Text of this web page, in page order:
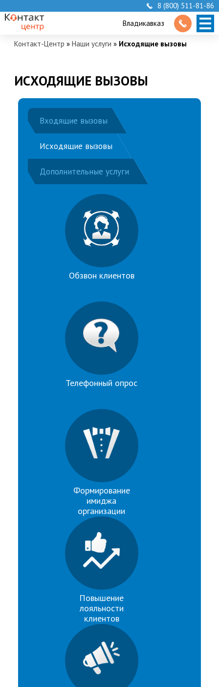
8 (800) 511-81-86
Владикавказ
Контакт-Центр » Наши услуги » Исходящие вызовы
ИСХОДЯЩИЕ ВЫЗОВЫ
Входящие вызовы
Исходящие вызовы
Дополнительные услуги
Обзвон клиентов
Телефонный опрос
Формирование
имиджа
организации
Повышение
лояльности
клиентов